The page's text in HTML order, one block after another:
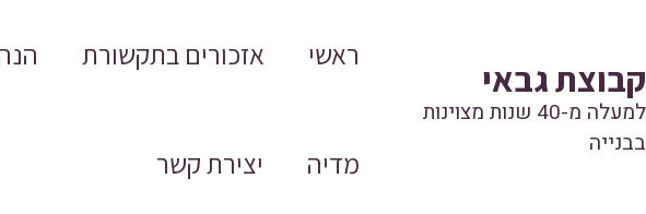
קבוצת גבאי
למעלה מ-40 שנות מצוינות
בבנייה
ראשי אזכורים בתקשורת
מדיה יצירת קשר